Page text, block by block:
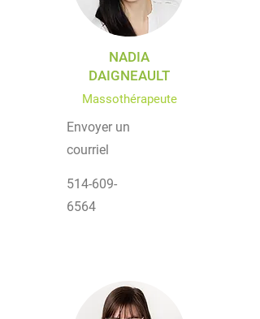
NADIA
DAIGNEAULT
Massothérapeute
Envoyer un
courriel
514-609-
6564